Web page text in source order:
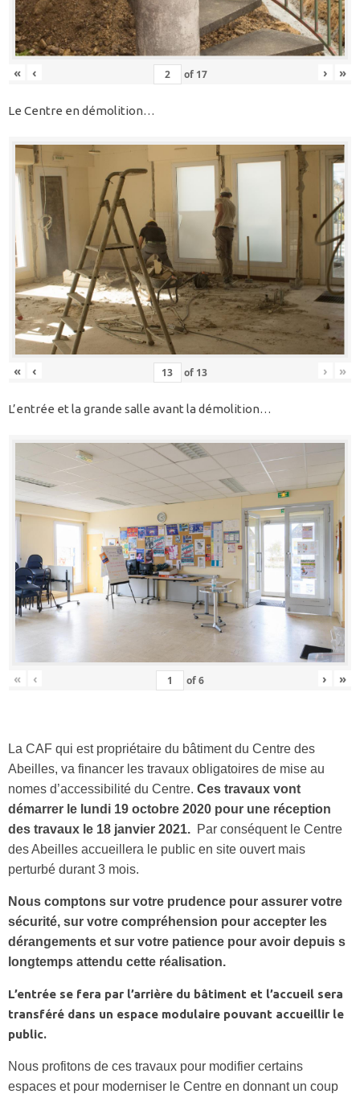
« ‹ of 17 › »
Le Centre en démolition…
« ‹ of 13 › »
L’entrée et la grande salle avant la démolition…
« ‹ of6 › »
La CAF qui est propriétaire du bâtiment du Centre des
Abeilles, va financer les travaux obligatoires de mise au
nomes d’accessibilité du Centre. Ces travaux vont
démarrer le lundi 19 octobre 2020 pour une réception
des travaux le 18 janvier 2021. Par conséquent le Centre
des Abeilles accueillera le public en site ouvert mais
perturbé durant 3 mois.
Nous comptons sur votre prudence pour assurer votre
sécurité, sur votre compréhension pour accepter les
dérangements et sur votre patience pour avoir depuis s
longtemps attendu cette réalisation.
L’entrée se fera par l’arrière du bâtiment et l’accueil sera
transféré dans un espace modulaire pouvant accueillir le
public.
Nous profitons de ces travaux pour modifier certains
espaces et pour moderniser le Centre en donnant un coup